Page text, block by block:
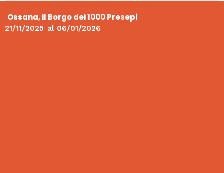
Ossana, il Borgo dei 1000 Presepi
21/11/2025 al 06/01/2026